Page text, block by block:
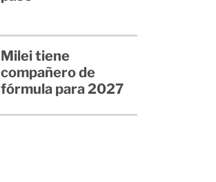
Milei tiene
compañero de
fórmula para 2027